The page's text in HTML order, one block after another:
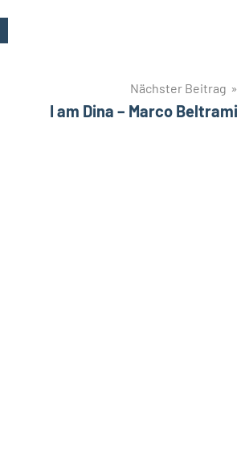
Nächster Beitrag
I am Dina – Marco Beltrami